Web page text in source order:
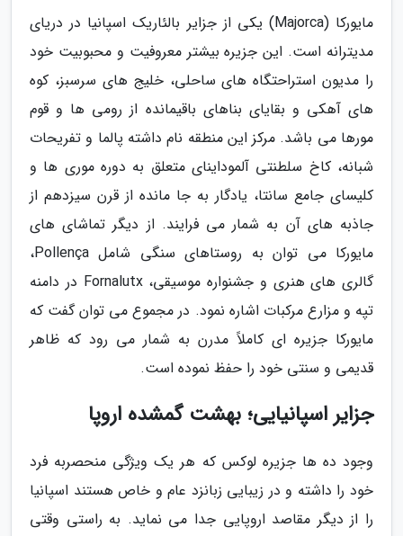
مایورکا (Majorca) یکی از جزایر بالئاریک اسپانیا در دریای
مدیترانه است. این جزیره بیشتر معروفیت و محبوبیت خود
را مدیون استراحتگاه های ساحلی، خلیج های سرسبز، کوه
های آهکی و بقایای بناهای باقیمانده از رومی ها و قوم
مورها می باشد. مرکز این منطقه نام داشته پالما و تفریحات
شبانه، کاخ سلطنتی آلموداینای متعلق به دوره موری ها و
کلیسای جامع سانتا، یادگار به جا مانده از قرن سیزدهم از
جاذبه های آن به شمار می فرایند. از دیگر تماشای های
مایورکا می توان به روستاهای سنگی شامل Pollença،
گالری های هنری و جشنواره موسیقی، Fornalutx در دامنه
تپه و مزارع مرکبات اشاره نمود. در مجموع می توان گفت که
مایورکا جزیره ای کاملاً مدرن به شمار می رود که ظاهر
قدیمی و سنتی خود را حفظ نموده است.
جزایر اسپانیایی؛ بهشت گمشده اروپا
وجود ده ها جزیره لوکس که هر یک ویژگی منحصربه فرد
خود را داشته و در زیبایی زبانزد عام و خاص هستند اسپانیا
را از دیگر مقاصد اروپایی جدا می نماید. به راستی وقتی